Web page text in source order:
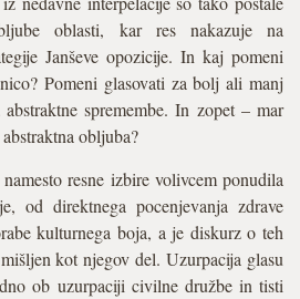
oblasti, kar res nakazuje na
Janševe opozicije. In kaj pomeni
Pomeni glasovati za bolj ali manj
spremembe. In zopet – mar
obljuba?
resne izbire volivcem ponudila
od direktnega pocenjevanja zdrave
kulturnega boja, a je diskurz o teh
kot njegov del. Uzurpacija glasu
ob uzurpaciji civilne družbe in tisti